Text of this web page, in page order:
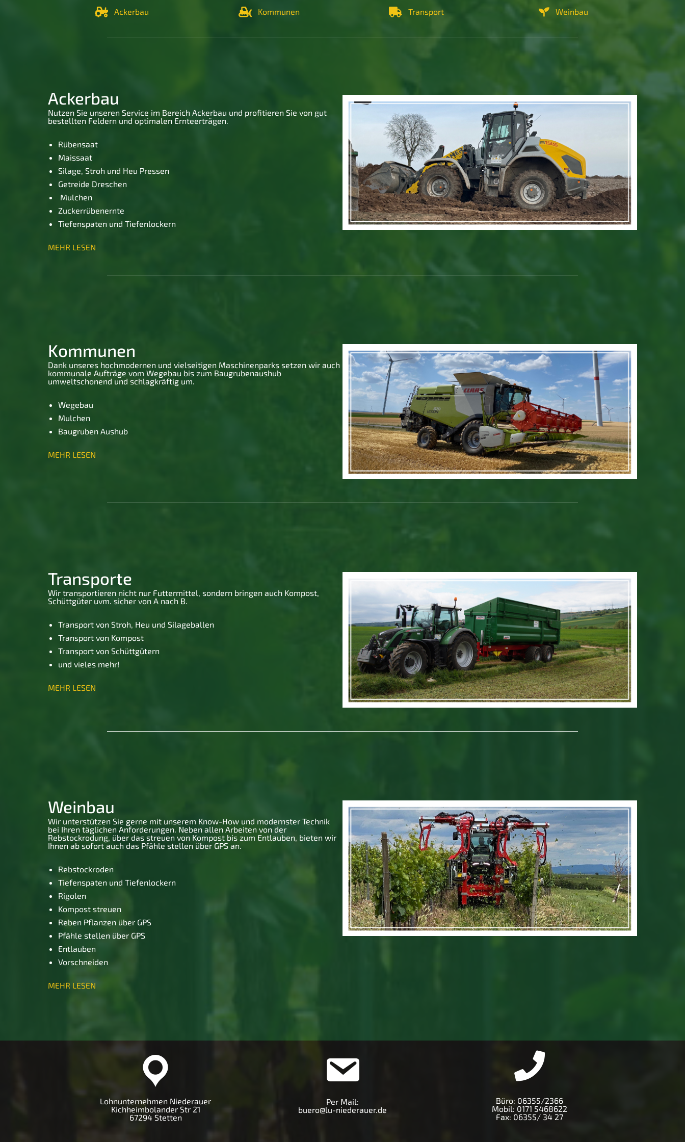
Ackerbau Kommunen Transport Weinbau
Ackerbau
Nutzen Sie unseren Service im Bereich Ackerbau und profitieren Sie von gut
bestellten Feldern und optimalen Ernteerträgen.
Rübensaat
Maissaat
Silage, Stroh und Heu Pressen
Getreide Dreschen
Mulchen
Zuckerrübenernte
Tiefenspaten und Tiefenlockern
MEHR LESEN
Kommunen
Dank unseres hochmodernen und vielseitigen Maschinenparks setzen wir auch
kommunale Aufträge vom Wegebau bis zum Baugrubenaushub
umweltschonend und schlagkräftig um.
Wegebau
Mulchen
Baugruben Aushub
MEHR LESEN
Transporte
Wir transportieren nicht nur Futtermittel, sondern bringen auch Kompost,
Schüttgüter uvm. sicher von A nach B.
Transport von Stroh, Heu und Silageballen
Transport von Kompost
Transport von Schüttgütern
und vieles mehr!
MEHR LESEN
Weinbau
Wir unterstützen Sie gerne mit unserem Know-How und modernster Technik
bei Ihren täglichen Anforderungen. Neben allen Arbeiten von der
Rebstockrodung, über das streuen von Kompost bis zum Entlauben, bieten wir
Ihnen ab sofort auch das Pfähle stellen über GPS an.
Rebstockroden
Tiefenspaten und Tiefenlockern
Rigolen
Kompost streuen
Reben Pflanzen über GPS
Pfähle stellen über GPS
Entlauben
Vorschneiden
MEHR LESEN
Lohnunternehmen Niederauer
Kichheimbolander Str 21
67294 Stetten
Per Mail:
buero@lu-niederauer.de
Büro: 06355/2366
Mobil: 0171 5468622
Fax: 06355/ 34 27